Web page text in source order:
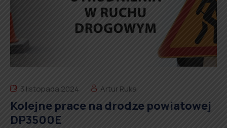
3 listopada 2024 Artur Ruka
Kolejne prace na drodze powiatowej
DP3500E